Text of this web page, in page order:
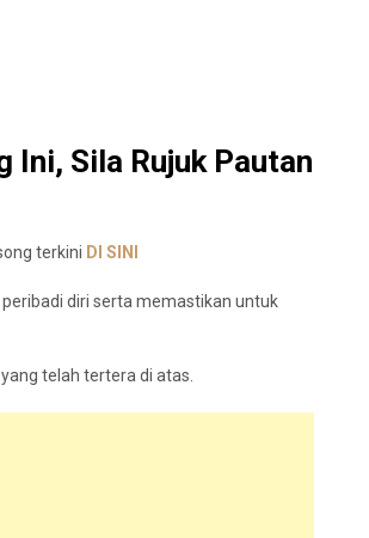
Ini, Sila Rujuk Pautan
terkini DI S N
diri serta memastikan untuk
telah tertera di atas.